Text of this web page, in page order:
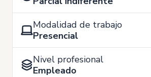
Modalidad de trabajo
Presencial
Nivel profesional
Empleado